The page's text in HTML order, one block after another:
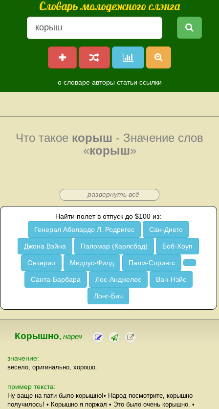
Словарь молодежного слэнга
о словаре авторы статьи ссылки
Что такое корыш - Значение слов
«корыш»
развернуть всё
Найти полет в отпуск до $100 из:
Генерал Абелардо Л. Родригес
Сан-Диего
Джона Вэйна Паломар (Карлсбад) Боб-Хоуп
Онтарио Мидоус-Филд Палм-Спрингс
Санта-Барбара Лос-Анджелес Ван-Нэйс
Лонг-Бич
Корышно, нареч
значение:
весело, оригинально, хорошо.
пример текста:
Ну ваще на пати было корышно!• Народ посмотрите, корышно
получилось! • Корышно я поржал • Это было очень корышно. •